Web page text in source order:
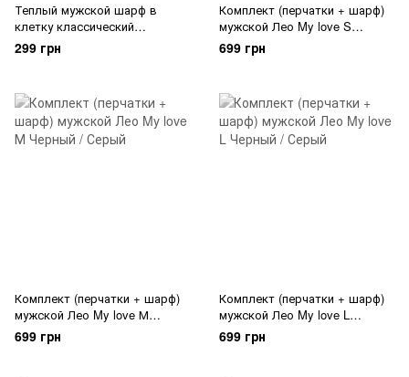
Теплый мужской шарф в
клетку классический
стильный Conquista brown and
beige
299 грн
Комплект (перчатки + шарф)
мужской Лео My love S
Черный / Серый
699 грн
Комплект (перчатки + шарф)
мужской Лео My love М
Черный / Серый
699 грн
Комплект (перчатки + шарф)
мужской Лео My love L
Черный / Серый
699 грн